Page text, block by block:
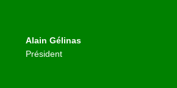
Alain Gélinas
Président